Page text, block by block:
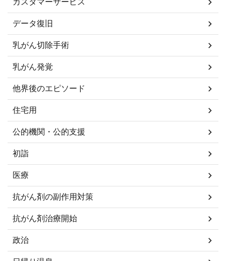
データ復旧
乳がん切除手術
乳がん発覚
他界後のエピソード
住宅用
公的機関・公的支援
初詣
医療
抗がん剤の副作用対策
抗がん剤治療開始
政治